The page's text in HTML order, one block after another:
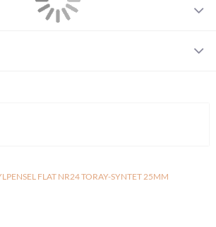
FLAT NR24 TORAY-SYNTET 25MM